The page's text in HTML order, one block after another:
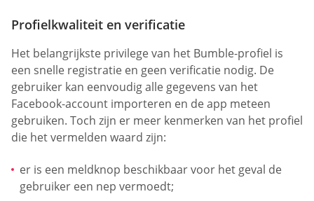
Profielkwaliteit en verificatie
Het belangrijkste privilege van het Bumble-profiel is
een snelle registratie en geen verificatie nodig. De
gebruiker kan eenvoudig alle gegevens van het
Facebook-account importeren en de app meteen
gebruiken. Toch zijn er meer kenmerken van het profiel
die het vermelden waard zijn:
er is een meldknop beschikbaar voor het geval de
gebruiker een nep vermoedt;